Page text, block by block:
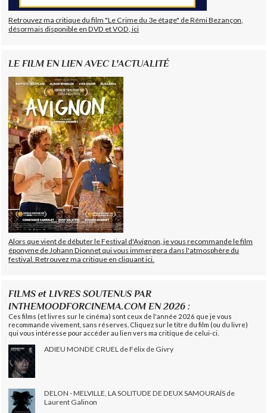
Retrouvez ma critique du film "Le Crime du 3e étage" de Rémi Bezançon,
désormais disponible en DVD et VOD, ici
LE FILM EN LIEN AVEC L'ACTUALITÉ
Alors que vient de débuter le Festival d'Avignon, je vous recommande le film
éponyme de Johann Dionnet qui vous immergera dans l'atmosphère du
festival. Retrouvez ma critique en cliquant ici.
FILMS et LIVRES SOUTENUS PAR
INTHEMOODFORCINEMA.COM EN 2026 :
Ces films (et livres sur le cinéma) sont ceux de l'année 2026 que je vous
recommande vivement, sans réserves. Cliquez sur le titre du film (ou du livre)
qui vous intéresse pour accéder au lien vers ma critique de celui-ci.
ADIEU MONDE CRUEL de Félix de Givry
DELON - MELVILLE, LA SOLITUDE DE DEUX SAMOURAÏS de
Laurent Galinon